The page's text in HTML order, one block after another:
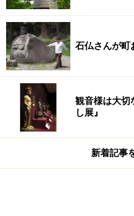
石仏さんが
観音様は大
し展』
新着記事